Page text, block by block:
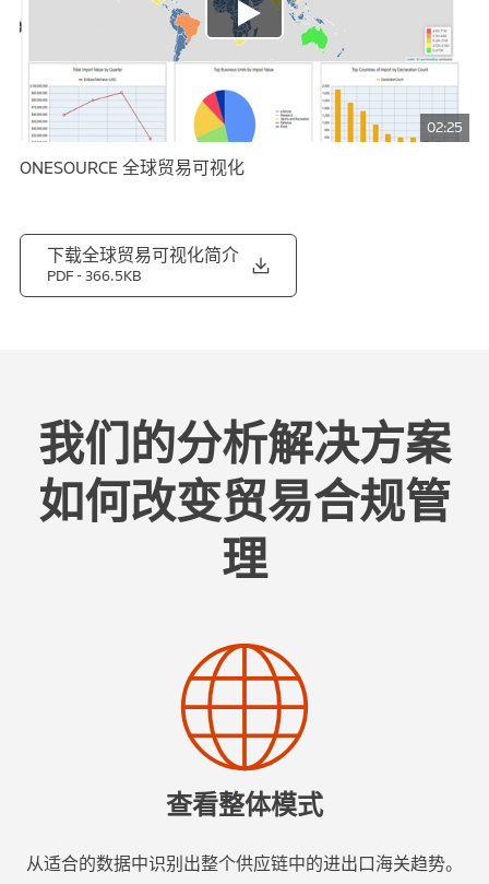
02:25
ONESOURCE 全球贸易可视化
下载全球贸易可视化简介
PDF- 366.5KB
我们的分析解决方案
如何改变贸易合规管
理
查看整体模式
从适合的数据中识别出整个供应链中的进出口海关趋势。